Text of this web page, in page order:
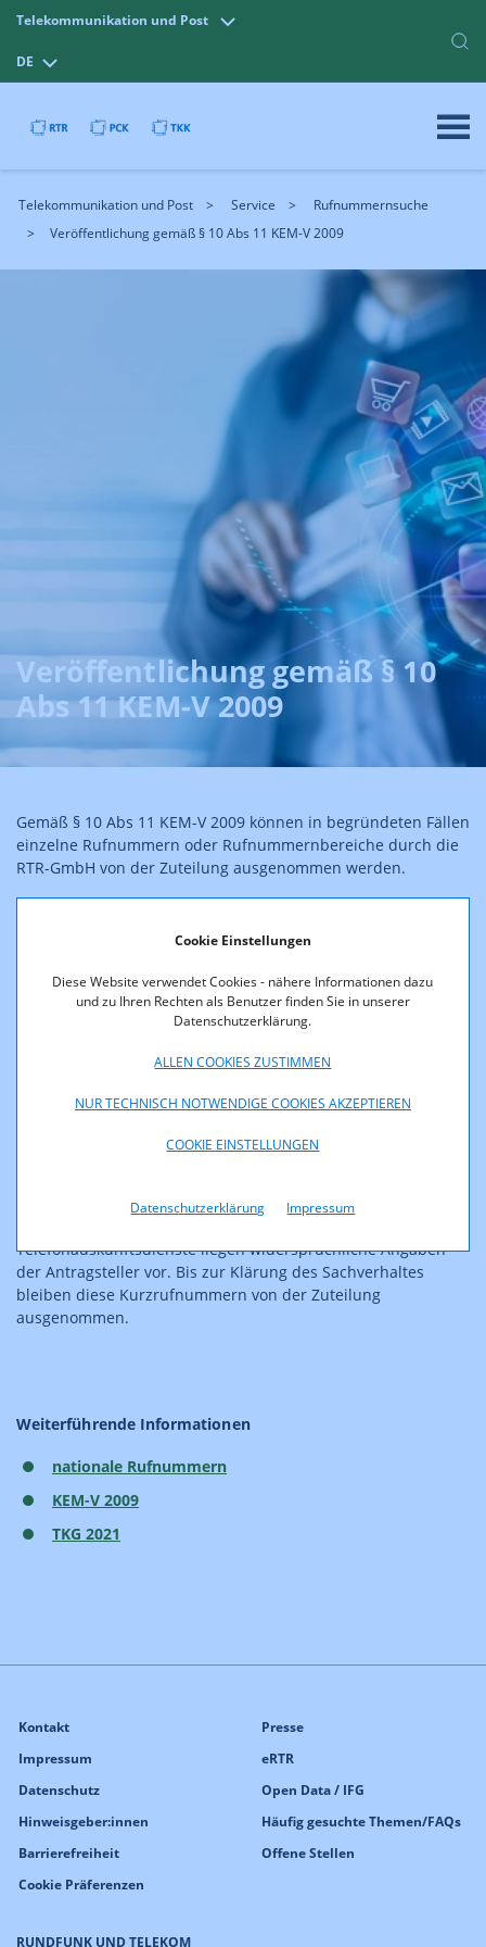
Cookie Einstellungen
Diese Website verwendet Cookies - nähere Informationen dazu
und zu Ihren Rechten als Benutzer finden Sie in unserer
Datenschutzerklärung.
ALLEN COOKIES ZUSTIMMEN
NUR TECHNISCH NOTWENDIGE COOKIES AKZEPTIEREN
COOKIE EINSTELLUNGEN
Datenschutzerklärung Impressum
Telekommunikation und Post
DE
Telekommunikation und Post Service
Rufnummernsuche
Veröffentlichung gemäß § 10 Abs 11 KEM-V 2009
Veröffentlichung gemäß § 10
Abs 11 KEM-V 2009
Gemäß § 10 Abs 11 KEM-V 2009 können in begründeten Fällen
einzelne Rufnummern oder Rufnummernbereiche durch die
RTR-GmbH von der Zuteilung ausgenommen werden.
Telefonauskunftsdienste sind gemäß § 10 Abs 11 KEM-V 2009
118 22
118 84
Telefonauskunftsdienste liegen widersprüchliche Angaben
der Antragsteller vor. Bis zur Klärung des Sachverhaltes
bleiben diese Kurzrufnummern von der Zuteilung
ausgenommen.
Weiterführende Informationen
nationale Rufnummern
KEM-V 2009
TKG 2021
RUNDFUNK UND TELEKOM
Kontakt
Impressum
Datenschutz
Hinweisgeber:innen
Barrierefreiheit
Cookie Präferenzen
Presse
eRTR
Open Data / IFG
Häufig gesuchte Themen/FAQs
Offene Stellen